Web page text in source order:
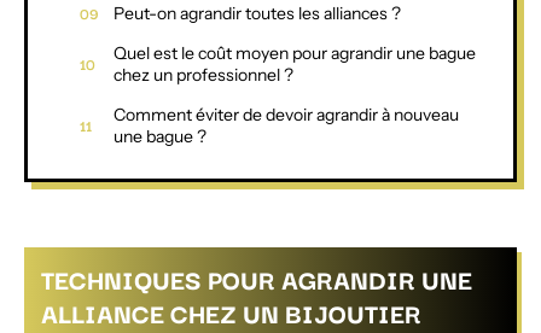
Peut-on agrandir toutes les alliances ?
Quel est le coût moyen pour agrandir une bague
chez un professionnel ?
Comment éviter de devoir agrandir à nouveau
une bague ?
TECHNIQUES POUR AGRANDIR UNE
ALLIANCE CHEZ UN BIJOUTIER